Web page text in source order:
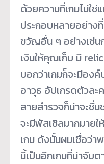
ด้วยความที่เกมไม่ใ
ประกอบหลายอย่าง
ขวัญอื่น ๆ อย่างเช่น
เงินให้คุณเก็บ มี
บอกว่าเกมก็จะมีอง
อาวุธ อัปเกรดตัวละ
สายสำรวจก็น่าจะชื่
จะมีพัสเซิลมากมาย
เกม ดังนั้นผมเชื่อว่า
นี้เป็นอีกเกมที่น่าจับ